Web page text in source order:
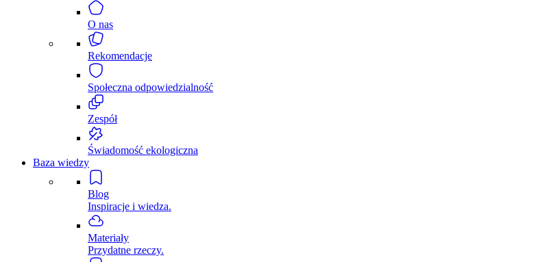
O nas
Rekomendacje
Społeczna odpowiedzialność
Zespół
Świadomość ekologiczna
Baza wiedzy
Blog
Inspiracje i wiedza.
Materiały
Przydatne rzeczy.